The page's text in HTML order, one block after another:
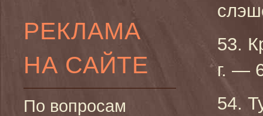
РЕКЛАМА
НА САЙТЕ
По вопросам
53.
г. —
54.